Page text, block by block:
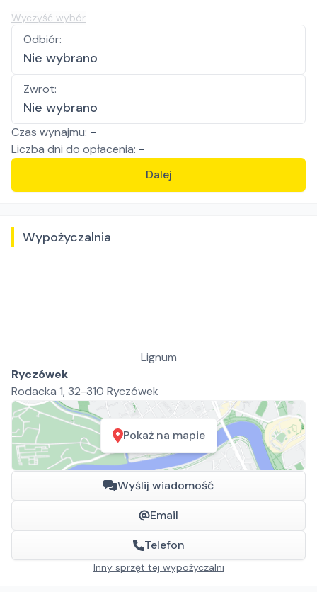
Wyczyść wybór
Odbiór:
Nie wybrano
Zwrot:
Nie wybrano
Czas wynajmu: -
Liczba dni do opłacenia: -
Dalej
Wypożyczalnia
Lignum
Ryczówek
Rodacka 1, 32-310 Ryczówek
Pokaż na mapie
Wyślij wiadomość
Email
Telefon
Inny sprzęt tej wypożyczalni